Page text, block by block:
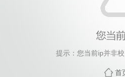
提示：您当前ip并非
首